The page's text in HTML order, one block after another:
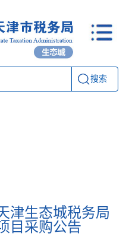
搜索
津生态城税务局
目采购公告